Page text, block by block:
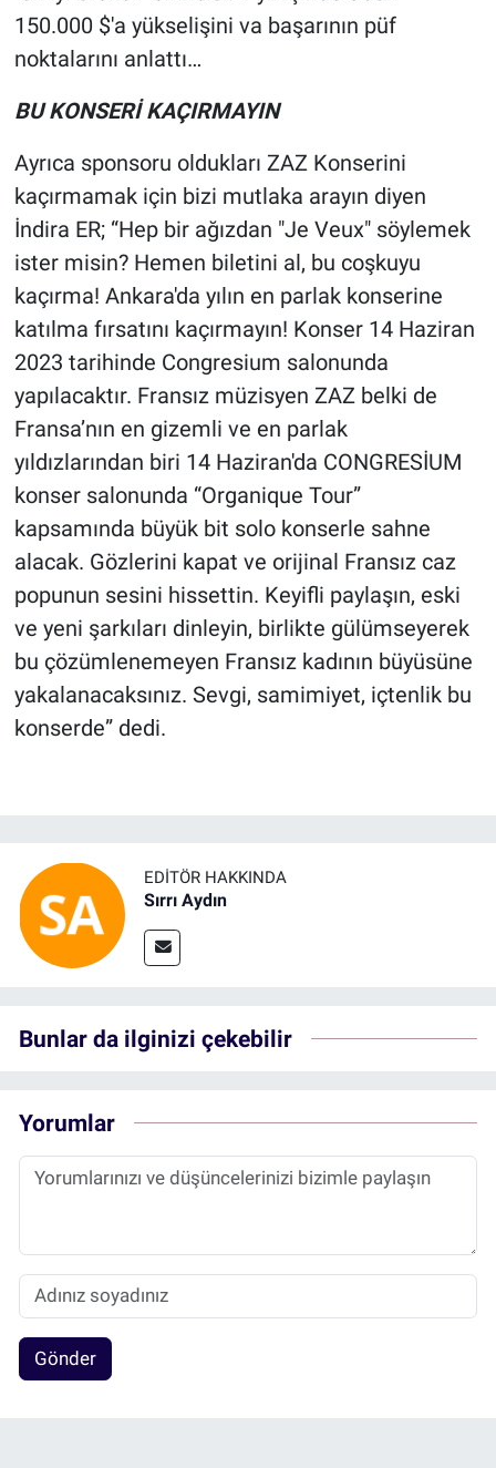
150.000 $'a yükselişini va başarının püf
noktalarını anlattı…
BU KONSERİ KAÇIRMAYIN
Ayrıca sponsoru oldukları ZAZ Konserini
kaçırmamak için bizi mutlaka arayın diyen
İndira ER; “Hep bir ağızdan "Je Veux" söylemek
ister misin? Hemen biletini al, bu coşkuyu
kaçırma! Ankara'da yılın en parlak konserine
katılma fırsatını kaçırmayın! Konser 14 Haziran
2023 tarihinde Congresium salonunda
yapılacaktır. Fransız müzisyen ZAZ belki de
Fransa’nın en gizemli ve en parlak
yıldızlarından biri 14 Haziran'da CONGRESİUM
konser salonunda “Organique Tour”
kapsamında büyük bit solo konserle sahne
alacak. Gözlerini kapat ve orijinal Fransız caz
popunun sesini hissettin. Keyifli paylaşın, eski
ve yeni şarkıları dinleyin, birlikte gülümseyerek
bu çözümlenemeyen Fransız kadının büyüsüne
yakalanacaksınız. Sevgi, samimiyet, içtenlik bu
konserde” dedi.
EDITÖR HAKKINDA
Sırrı Aydın
Bunlar da ilginizi çekebilir
Yorumlar
Gönder